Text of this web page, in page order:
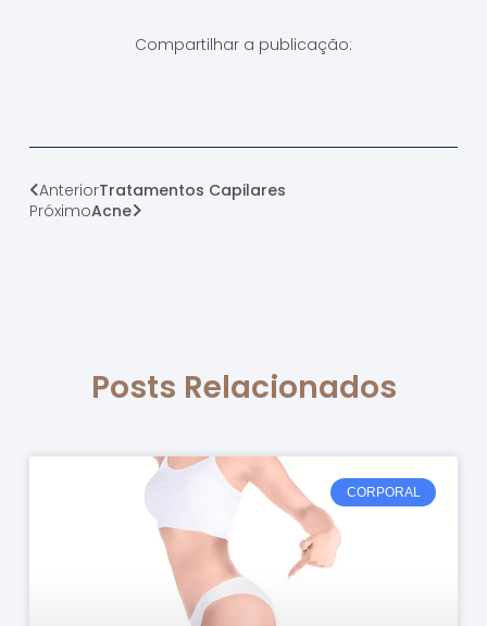
Compartilhar a publicação:
AnteriorTratamentos Capilares
PróximoAcne
Posts Relacionados
CORPORAL